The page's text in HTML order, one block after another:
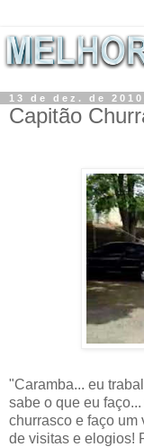
13 de dez. de 2010
Capitão
"Caramba... eu
sabe o que eu
churrasco e faço
de visitas e elogios!